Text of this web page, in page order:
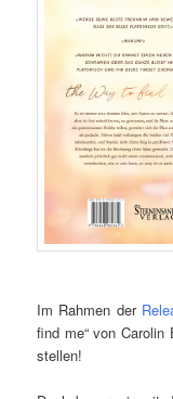
Im Rahmen der
find me“ von
stellen!